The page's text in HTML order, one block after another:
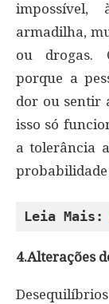
impossível,
armadilha,
ou drogas.
porque a
dor ou sentir
isso só
a tolerância
probabilidade
Leia Mais:
4.Alterações